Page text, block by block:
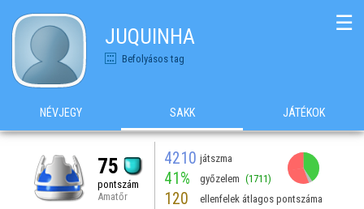
JUQUINHA
Befolyásos tag
☰
NÉVJEGY SAKK JÁTÉKOK
75
pontszám
Amatőr
4210 játszma
41% győzelem (1711)
120 ellenfelek átlagos pontszáma